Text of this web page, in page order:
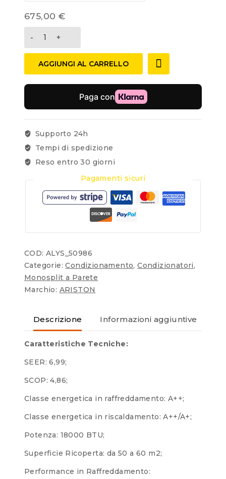
675,00 €
AGGIUNGI AL CARRELLO
Supporto 24h
Tempi di spedizione
Reso entro 30 giorni
Pagamenti sicuri
COD: ALYS_50986
Categorie:Condizionamento,Condizionatori,
Monosplit a Parete
Marchio: ARISTON
Descrizione Informazioni aggiuntive
Caratteristiche Tecniche:
SEER: 6,99;
SCOP: 4,86;
Classe energetica in raffreddamento: A++;
Classe energetica in riscaldamento: A++/A+;
Potenza: 18000 BTU;
Superficie Ricoperta: da 50 a 60 m2;
Performance in Raffreddamento: